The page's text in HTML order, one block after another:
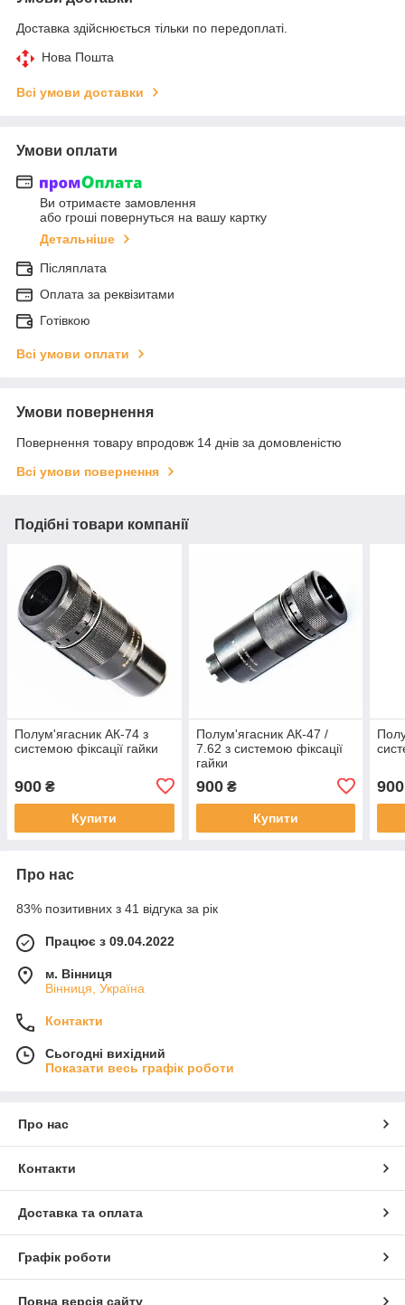
Доставка здійснюється тільки по передоплаті.
Нова Пошта
Всі умови доставки
Умови оплати
Ви отримаєте замовлення
або гроші повернуться на вашу картку
Детальніше
Післяплата
Оплата за реквізитами
Готівкою
Всі умови оплати
Умови повернення
Повернення товару впродовж 14 днів за домовленістю
Всі умови повернення
Подібні товари компанії
Полум'ягасник АК-74 з
системою фіксації гайки
900 ₴
Купити
Полум'ягасник АК-47 /
7.62 з системою фіксації
гайки
900₴
Купити
900
Про нас
83% позитивних з 41 відгука за рік
Працює з 09.04.2022
м. Вінниця
Вінниця, Україна
Контакти
Сьогодні вихідний
Показати весь графік роботи
Про нас
Контакти
Доставка та оплата
Графік роботи
Повна версія сайту